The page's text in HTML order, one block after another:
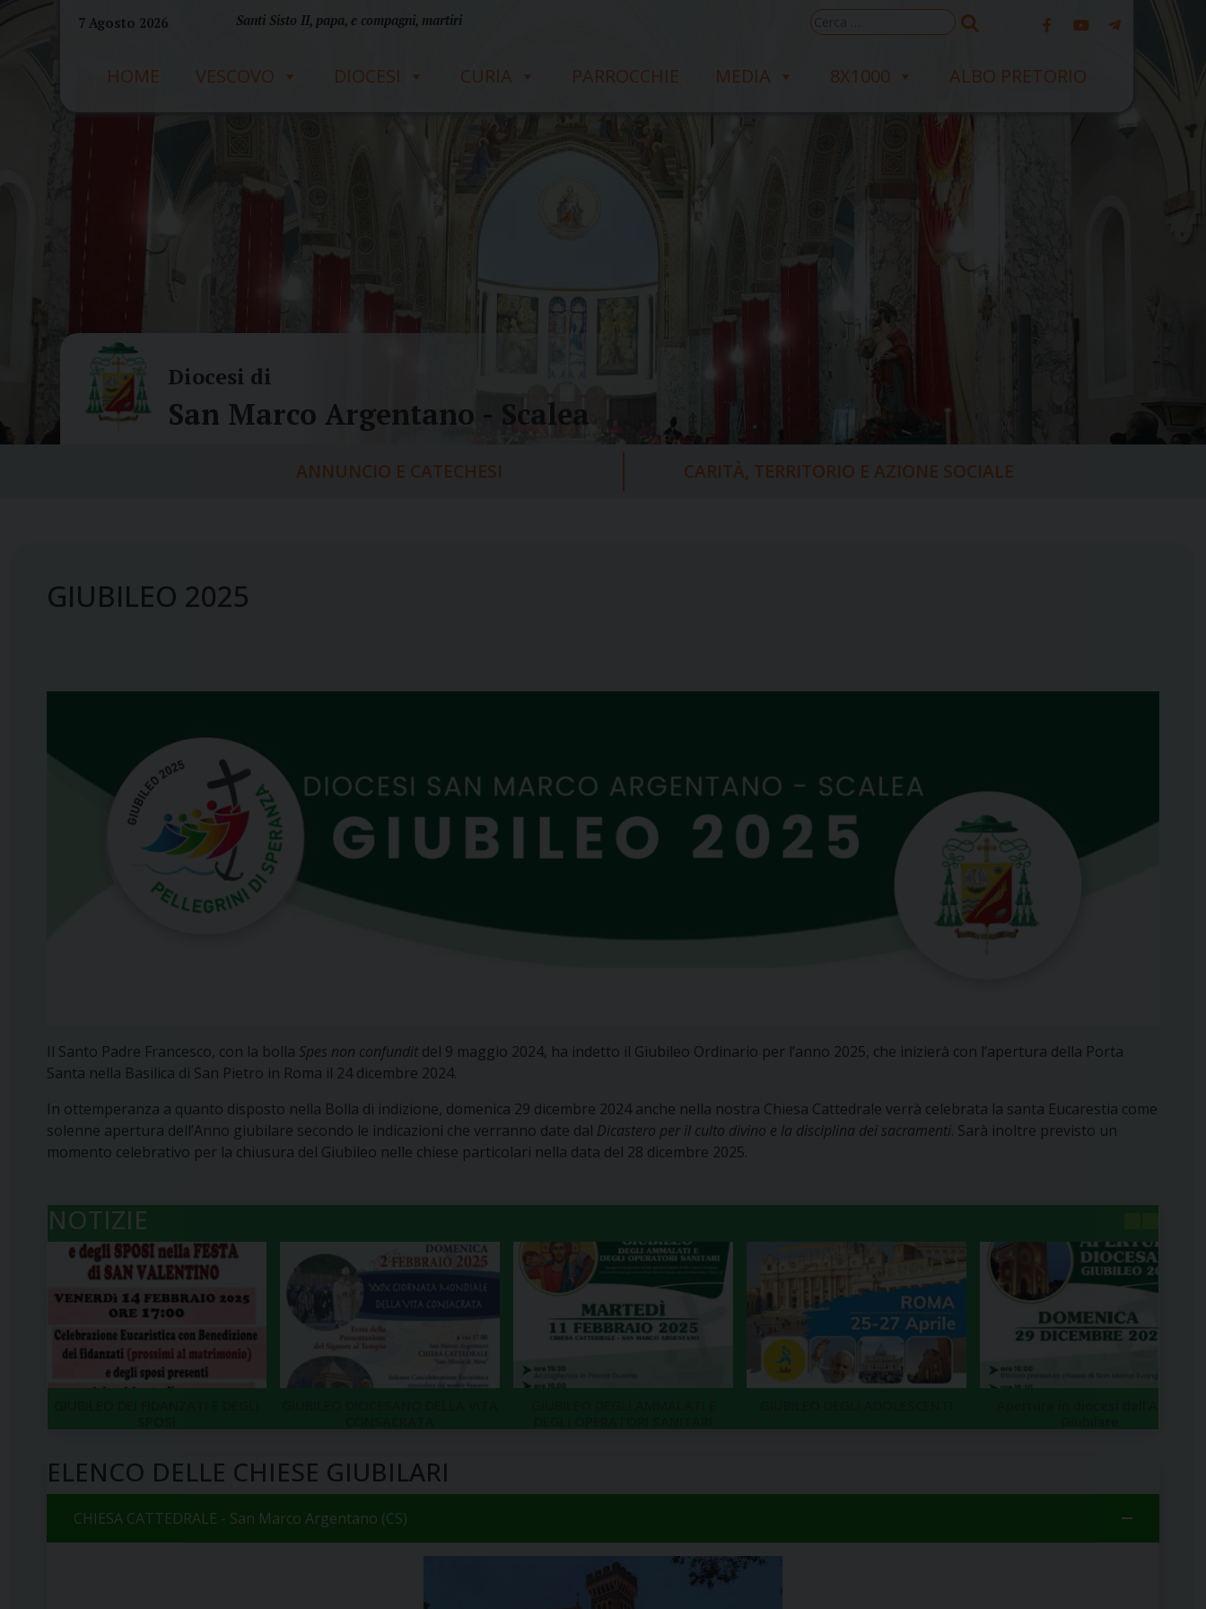
7 Agosto 2026 Santi Sisto II, papa, e compagni, martiri
Ricerca
per:
HOME VESCOVO DIOCESI CURIA PARROCCHIE MEDIA 8X1000 ALBO PRETORIO
Diocesi di
San Marco Argentano - Scalea
ANNUNCIO E CATECHESI CARITÀ, TERRITORIO E AZIONE SOCIALE
GIUBILEO 2025
Il Santo Padre Francesco, con la bolla Spes non confundit del 9 maggio 2024, ha indetto il Giubileo Ordinario per l’anno 2025, che inizierà con l’apertura della Porta
Santa nella Basilica di San Pietro in Roma il 24 dicembre 2024.
In ottemperanza a quanto disposto nella Bolla di indizione, domenica 29 dicembre 2024 anche nella nostra Chiesa Cattedrale verrà celebrata la santa Eucarestia come
solenne apertura dell’Anno giubilare secondo le indicazioni che verranno date dal Dicastero per il culto divino e la disciplina dei sacramenti. Sarà inoltre previsto un
momento celebrativo per la chiusura del Giubileo nelle chiese particolari nella data del 28 dicembre 2025.
NOTIZIE
ELENCO DELLE CHIESE GIUBILARI
CHIESA CATTEDRALE - San Marco Argentano (CS)